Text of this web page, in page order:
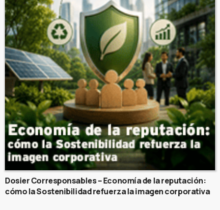
Dosier Corresponsables – Economía de la reputación:
cómo la Sostenibilidad refuerza la imagen corporativa